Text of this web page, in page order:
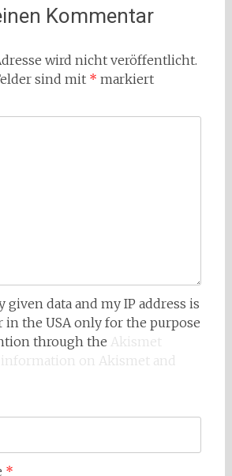
Kommentar
wird nicht veröffentlicht.
sind mit * markiert
given data and my IP address is
in the USA only for the purpose
through the Akismet
on Akismet and
*